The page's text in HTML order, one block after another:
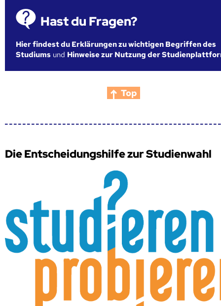
Hast du Fragen?
Hier findest du Erklärungen zu wichtigen Begriffen des
Studiums und Hinweise zur Nutzung der
Top
Die Entscheidungshilfe zur Studienwahl